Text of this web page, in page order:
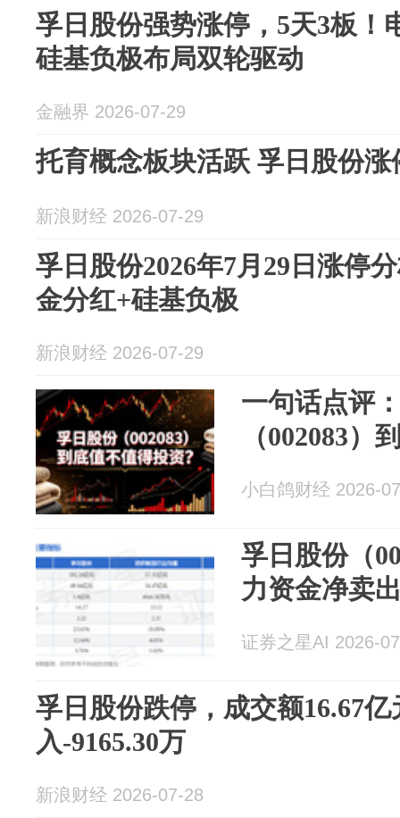
孚日股份强势涨停，5天3板！
硅基负极布局双轮驱动
金融界 2026-07-29
托育概念板块活跃 孚日股份涨
新浪财经 2026-07-29
孚日股份2026年7月29日涨停
金分红+硅基负极
新浪财经 2026-07-29
一句话点评
（002083）
小白鸽财经 2026-
孚日股份（
力资金净卖
证券之星AI 2026-
孚日股份跌停，成交额16.67
入-9165.30万
新浪财经 2026-07-28